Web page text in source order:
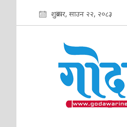
शुक्रबार, साउन २२, २०८३